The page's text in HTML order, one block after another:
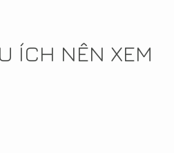
ÍCH NÊN XEM